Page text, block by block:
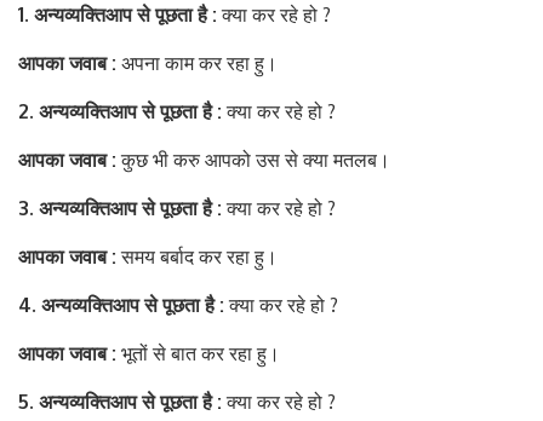
1. अन्यव्यक्तिआप से पूछता है: क्या कर रहे हो ?
आपका जवाब: अपना काम कर रहा हु।
2. अन्यव्यक्तिआप से पूछता है: क्या कर रहे हो ?
आपका जवाब: कुछ भी करु आपको उस से क्या मतलब।
3. अन्यव्यक्तिआप से पूछता है: क्या कर रहे हो ?
आपका जवाब: समय बर्बाद कर रहा हु।
4. अन्यव्यक्तिआप से पूछता है: क्या कर रहे हो ?
आपका जवाब: भूतों से बात कर रहा हु।
5. अन्यव्यक्तिआप से पूछता है: क्या कर रहे हो ?